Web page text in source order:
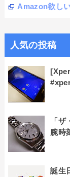
Amazon欲し
人気の投稿
「
腕時
誕生